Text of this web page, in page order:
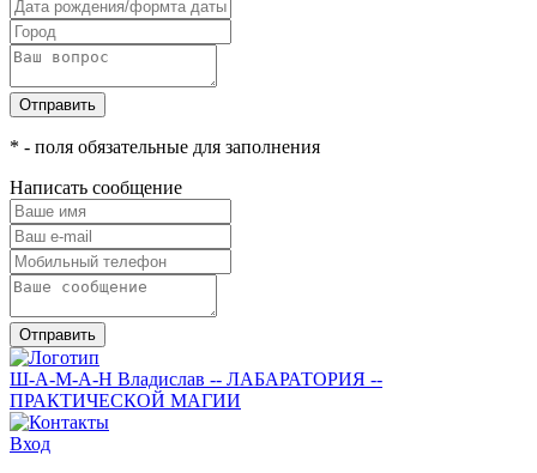
Отправить
* - поля обязательные для заполнения
Написать сообщение
Отправить
Ш-А-М-А-Н Владислав -- ЛАБАРАТОРИЯ --
ПРАКТИЧЕСКОЙ МАГИИ
Вход